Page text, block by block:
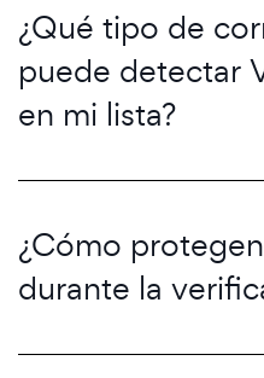
¿Qué tipo de
puede detectar
en mi lista?
¿Cómo
durante la